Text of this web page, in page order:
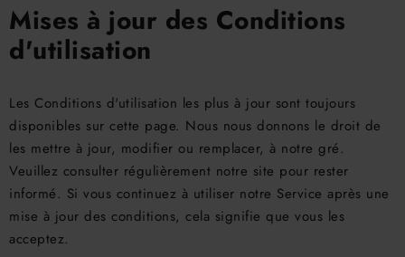
Mises à jour des Conditions
d'utilisation
Les Conditions d'utilisation les plus à jour sont toujours
disponibles sur cette page. Nous nous donnons le droit de
les mettre à jour, modifier ou remplacer, à notre gré.
Veuillez consulter régulièrement notre site pour rester
informé. Si vous continuez à utiliser notre Service après une
mise à jour des conditions, cela signifie que vous les
acceptez.